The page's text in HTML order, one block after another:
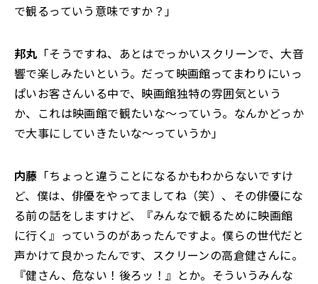
で観るっていう意味ですか？」
邦丸 「そうですね、あとはでっかいスクリーンで、大音
響で楽しみたいという。だって映画館ってまわりにいっ
ぱいお客さんいる中で、映画館独特の雰囲気という
か、これは映画館で観たいな～っていう。なんかどっか
で大事にしていきたいな～っていうか」
内藤 「ちょっと違うことになるかもわからないですけ
ど、僕は、俳優をやってましてね（笑）、その俳優にな
る前の話をしますけど、『みんなで観るために映画館
に行く』っていうのがあったんですよ。僕らの世代だと
声かけて良かったんです、スクリーンの高倉健さんに。
『健さん、危ない！後ろッ！』とか。そういうみんな